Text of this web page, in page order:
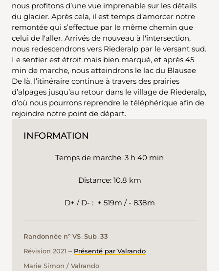
nous profitons d’une vue imprenable sur les détails
du glacier. Après cela, il est temps d’amorcer notre
remontée qui s’effectue par le même chemin que
celui de l'aller. Arrivés de nouveau à l'intersection,
nous redescendrons vers Riederalp par le versant sud.
Le sentier est étroit mais bien marqué, et après 45
min de marche, nous atteindrons le lac du Blausee
De là, l’itinéraire continue à travers des prairies
d’alpages jusqu’au retour dans le village de Riederalp,
d’où nous pourrons reprendre le téléphérique afin de
rejoindre notre point de départ.
INFORMATION
Temps de marche: 3 h 40 min
Distance: 10.8 km
D+ / D- : + 519m / - 838m
Randonnée n° VS_Sub_33
Révision 2021 ‒ Présenté par Valrando
Marie Simon / Valrando